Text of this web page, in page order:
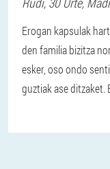
Erogan kapsulak
den familia bizitza
esker, oso ondo
guztiak ase ditzaket.